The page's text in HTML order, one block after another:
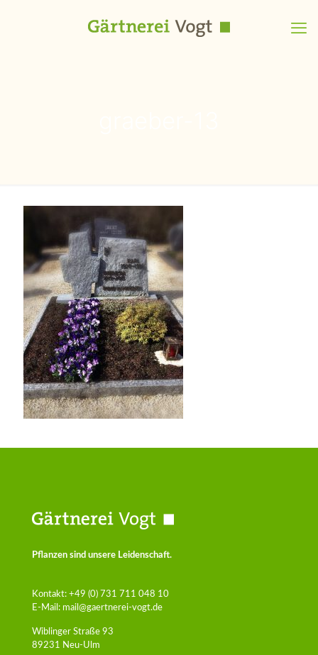
Pflanzen sind unsere Leidenschaft.
Kontakt: +49 (0) 731 711 048 10
E-Mail: mail@gaertnerei-vogt.de
Wiblinger Straße 93
89231 Neu-Ulm